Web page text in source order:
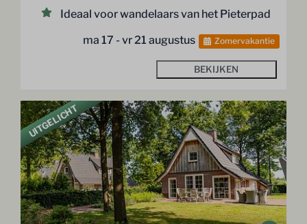
Ideaal voor wandelaars van het Pieterpad
ma 17 - vr 21 augustus
Zomervakantie
BEKIJKEN
UITGELICHT